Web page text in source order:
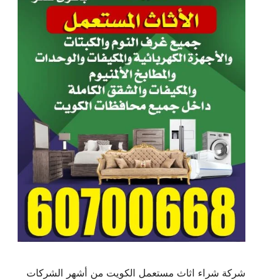
شركة شراء اثاث مستعمل الكويت من أشهر الشركات